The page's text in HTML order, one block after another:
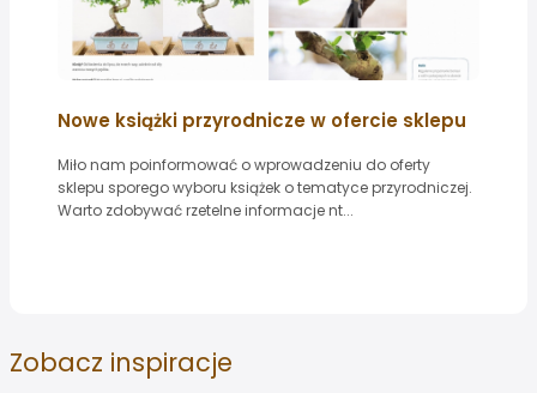
Nowe książki przyrodnicze w ofercie sklepu
Miło nam poinformować o wprowadzeniu do oferty
sklepu sporego wyboru książek o tematyce przyrodniczej.
Warto zdobywać rzetelne informacje nt...
Zobacz inspiracje